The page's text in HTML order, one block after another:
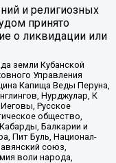
и религиозных
принято
о ликвидации или
земли Кубанской
Управления
Капища Веды Перуна,
Нурджулар, К
Русское
общество,
Балкарии и
Пит Буль, Национал-
союз,
воли народа,